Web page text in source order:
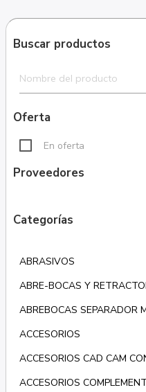
Buscar productos
Oferta
En oferta
Proveedores
Categorías
ABRASIVOS
ABRE-BOCAS Y
ABREBOCAS SEPARADOR
ACCESORIOS
ACCESORIOS CAD CAM
ACCESORIOS